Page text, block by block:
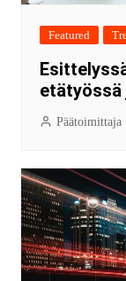
Featured
etätyössä
Päätoimittaja